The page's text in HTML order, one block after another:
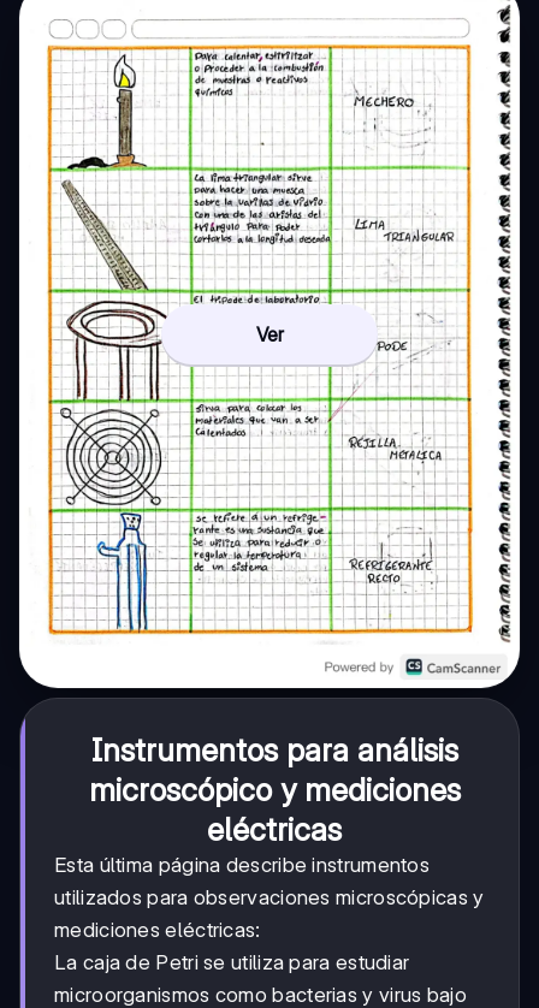
Ver
Instrumentos para análisis
microscópico y mediciones
eléctricas
Esta última página describe instrumentos
utilizados para observaciones microscópicas y
mediciones eléctricas:
La caja de Petri se utiliza para estudiar
microorganismos como bacterias y virus bajo